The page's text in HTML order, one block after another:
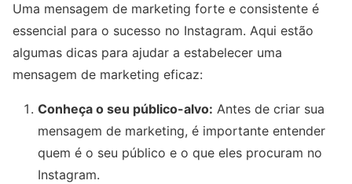
Uma mensagem de marketing forte e consistente é
essencial para o sucesso no Instagram. Aqui estão
algumas dicas para ajudar a estabelecer uma
mensagem de marketing eficaz:
Conheça o seu público-alvo: Antes de criar sua
mensagem de marketing, é importante entender
quem é o seu público e o que eles procuram no
Instagram.